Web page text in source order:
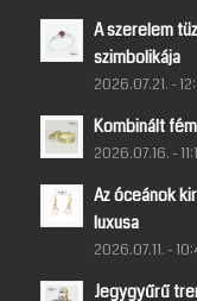
A szerelem
szimbolikája
2026.07.21. -
Kombinált
2026.07.16. -
Az óceánok
luxusa
2026.07.11. -
Jegygyűrű